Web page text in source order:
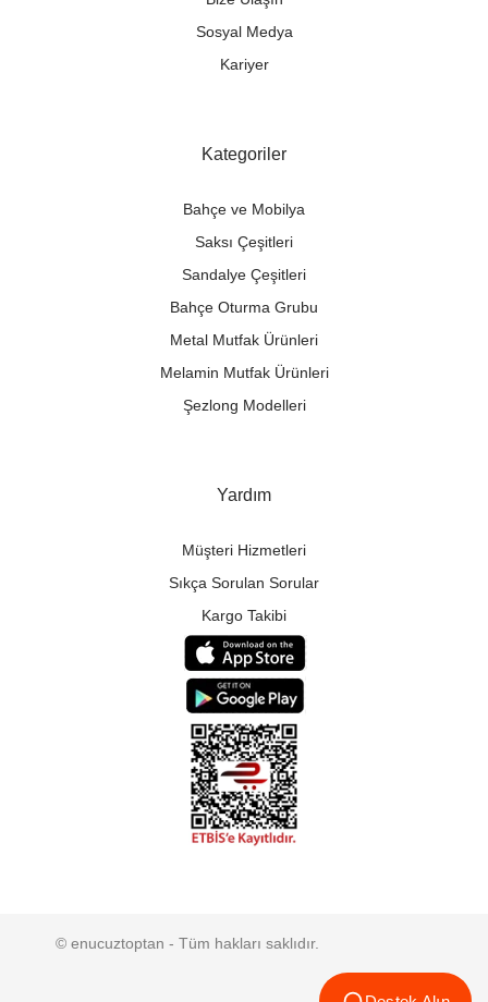
Sosyal Medya
Kariyer
Kategoriler
Bahçe ve Mobilya
Saksı Çeşitleri
Sandalye Çeşitleri
Bahçe Oturma Grubu
Metal Mutfak Ürünleri
Melamin Mutfak Ürünleri
Şezlong Modelleri
Yardım
Müşteri Hizmetleri
Sıkça Sorulan Sorular
Kargo Takibi
© enucuztoptan - Tüm hakları saklıdır.